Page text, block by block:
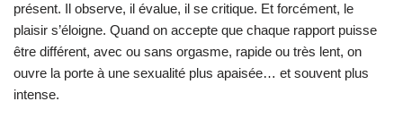
présent. Il observe, il évalue, il se critique. Et forcément, le
plaisir s’éloigne. Quand on accepte que chaque rapport puisse
être différent, avec ou sans orgasme, rapide ou très lent, on
ouvre la porte à une sexualité plus apaisée… et souvent plus
intense.